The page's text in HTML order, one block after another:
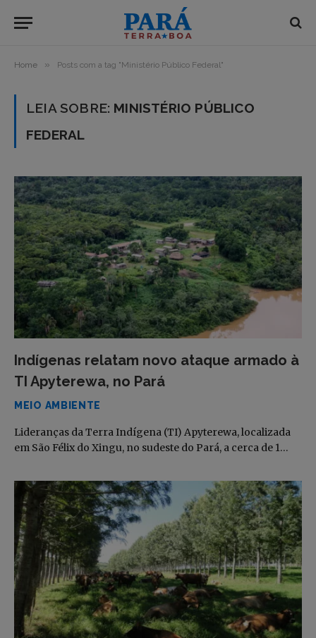
Home » Posts com a tag "Ministério Público Federal"
LEIA SOBRE: MINISTÉRIO PÚBLICO
FEDERAL
Indígenas relatam novo ataque armado à
TI Apyterewa, no Pará
MEIO AMBIENTE
Lideranças da Terra Indígena (TI) Apyterewa, localizada
em São Félix do Xingu, no sudeste do Pará, a cerca de 1…